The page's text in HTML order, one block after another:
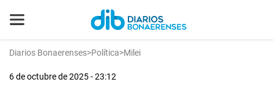
Diarios Bonaerenses>Política>Milei
6 de octubre de 2025 - 23:12